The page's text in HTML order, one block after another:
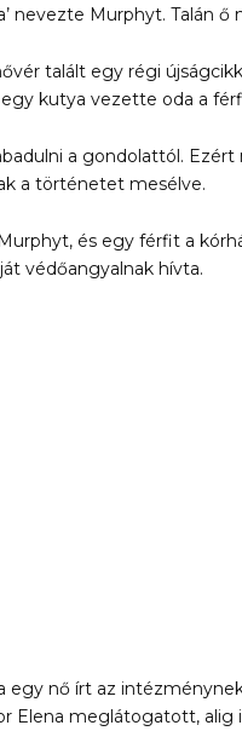
nevezte Murphyt. Talán ő
talált egy régi
kutya vezette oda a
a gondolattól.
a történetet mesélve.
és egy férfit a
védőangyalnak hívta.
egy nő írt az
Elena meglátogatott, alig